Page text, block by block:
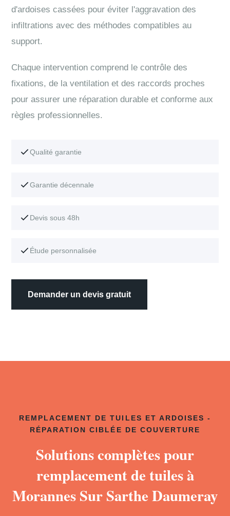
d'ardoises cassées pour éviter l'aggravation des
infiltrations avec des méthodes compatibles au
support.
Chaque intervention comprend le contrôle des
fixations, de la ventilation et des raccords proches
pour assurer une réparation durable et conforme aux
règles professionnelles.
Qualité garantie
Garantie décennale
Devis sous 48h
Étude personnalisée
Demander un devis gratuit
REMPLACEMENT DE TUILES ET ARDOISES -
RÉPARATION CIBLÉE DE COUVERTURE
Solutions complètes pour
remplacement de tuiles à
Morannes Sur Sarthe Daumeray